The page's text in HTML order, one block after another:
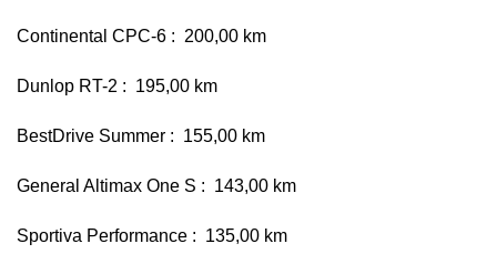
Continental CPC-6 : 200,00 km
Dunlop RT-2 : 195,00 km
BestDrive Summer : 155,00 km
General Altimax One S : 143,00 km
Sportiva Performance : 135,00 km